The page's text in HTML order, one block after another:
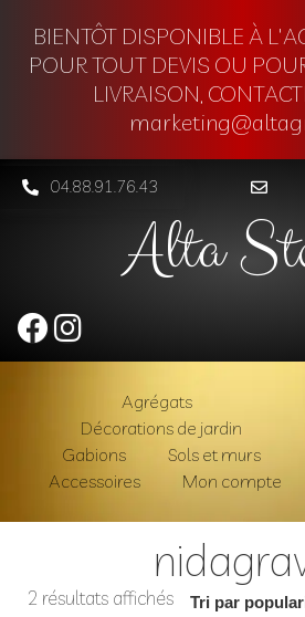
BIENTÔT DISPONIBLE À
POUR TOUT DEVIS OU
LIVRAISON,
04.88.91.76.43
Alta
Agrégats
Décorations de jardin
Gabions
Sols et murs
Accessoires
Mon compte
2 résultats affichés